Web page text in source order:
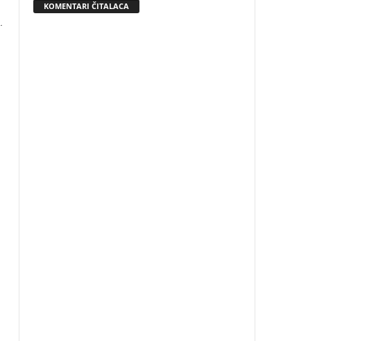
KOMENTARI ČITALACA